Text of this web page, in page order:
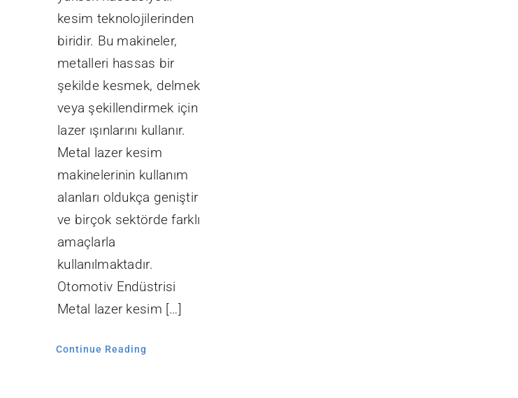
kesim teknolojilerinden
biridir. Bu makineler,
metalleri hassas bir
şekilde kesmek, delmek
veya şekillendirmek için
lazer ışınlarını kullanır.
Metal lazer kesim
makinelerinin kullanım
alanları oldukça geniştir
ve birçok sektörde farklı
amaçlarla
kullanılmaktadır.
Otomotiv Endüstrisi
Metal lazer kesim […]
Continue Reading